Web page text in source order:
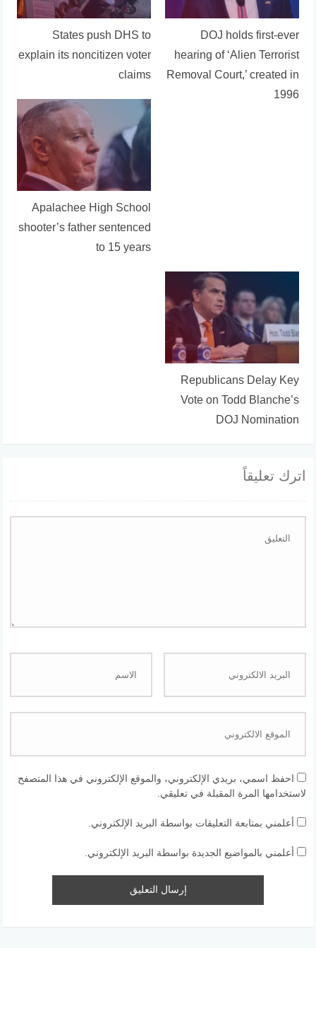
DOJ holds first-ever
hearing of ‘Alien Terrorist
Removal Court,’ created in
1996
States push DHS to
explain its noncitizen voter
claims
Apalachee High School
shooter’s father sentenced
to 15 years
Republicans Delay Key
Vote on Todd Blanche’s
DOJ Nomination
اترك تعليقاً
احفظ اسمي، بريدي الإلكتروني، والموقع الإلكتروني في هذا المتصفح
لاستخدامها المرة المقبلة في تعليقي.
أعلمني بمتابعة التعليقات بواسطة البريد الإلكتروني.
أعلمني بالمواضيع الجديدة بواسطة البريد الإلكتروني.